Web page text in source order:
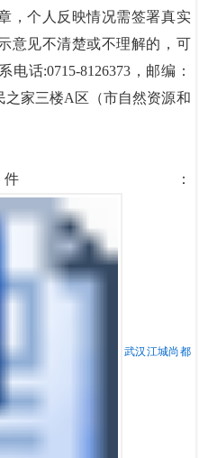
，个人反映情况需签署真实
意见不清楚或不理解的，可
话:0715-8126373，邮编：
之家三楼A区（市自然资源和
：
武汉江城尚都